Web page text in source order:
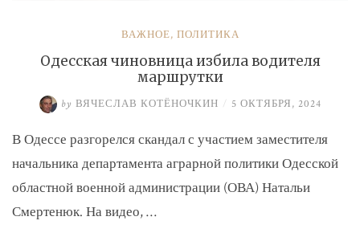
ВАЖНОЕ, ПОЛИТИКА
Одесская чиновница избила водителя
маршрутки
by ВЯЧЕСЛАВ КОТЁНОЧКИН / 5 ОКТЯБРЯ, 2024
В Одессе разгорелся скандал с участием заместителя
начальника департамента аграрной политики Одесской
областной военной администрации (ОВА) Натальи
Смертенюк. На видео, …